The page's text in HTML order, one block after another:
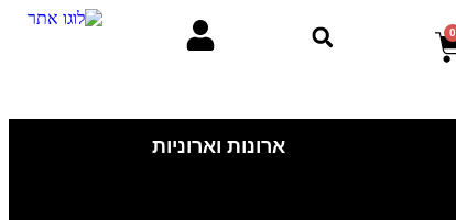
0
ארונות וארוניות